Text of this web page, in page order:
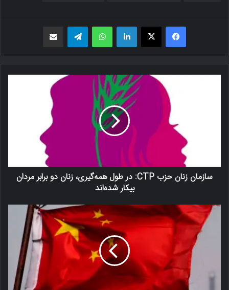
فیسبوک X لینکدین واتس اپ تلگرام
سازمان زنان حزب CTP: در طول همه‌گیری، زنان دو برابر مردان
بیکار شده‌اند